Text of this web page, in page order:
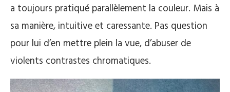
a toujours pratiqué parallèlement la couleur. Mais à
sa manière, intuitive et caressante. Pas question
pour lui d’en mettre plein la vue, d’abuser de
violents contrastes chromatiques.